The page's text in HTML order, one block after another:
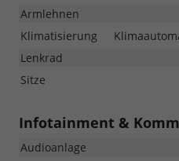
Armlehnen
Klimatisierung
Lenkrad
Sitze
Infotainment &
Audioanlage